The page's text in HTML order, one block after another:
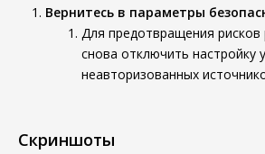
Вернитесь в параметры
Для предотвращения рисков
снова отключить настройку
неавторизованных
Скриншоты